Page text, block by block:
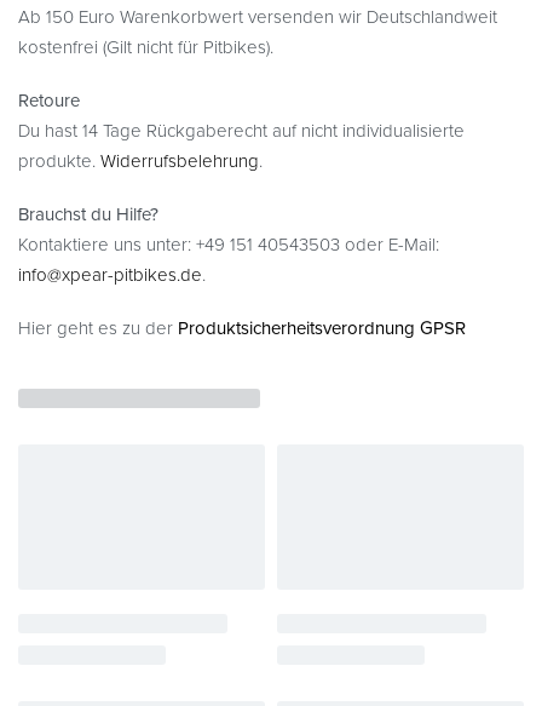
Ab 150 Euro Warenkorbwert versenden wir Deutschlandweit
kostenfrei (Gilt nicht für Pitbikes).
Retoure
Du hast 14 Tage Rückgaberecht auf nicht individualisierte
produkte. Widerrufsbelehrung.
Brauchst du Hilfe?
Kontaktiere uns unter: +49 151 40543503 oder E-Mail:
info@xpear-pitbikes.de.
Hier geht es zu der Produktsicherheitsverordnung GPSR